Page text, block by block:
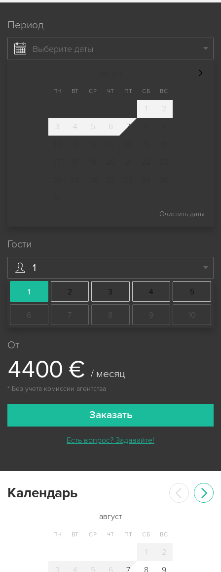
Период
Выберите даты
ПН ВТ СР ЧТ ПТ СБ ВС
1
2
3
4 5 6 7
Очистить даты
Гости
1
1 2 3 4 5
6 7 8 9 10
От
4400 € / месяц
* Без учета комиссии агентства
Заказать
Есть вопрос? Задавайте!
Календарь
август
ПН ВТ СР ЧТ ПТ СБ ВС
1
2